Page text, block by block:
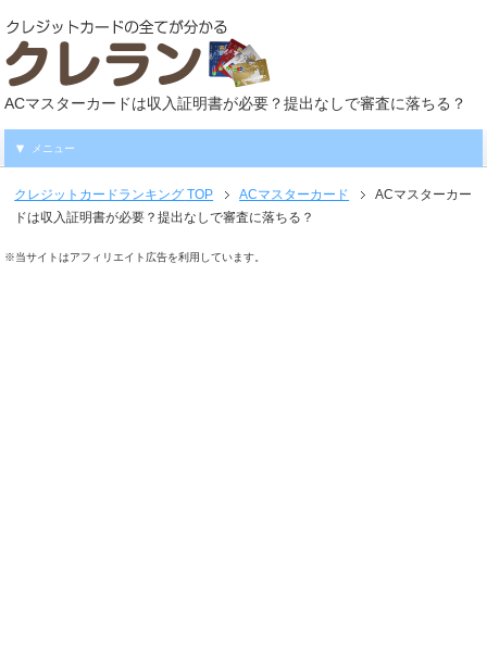
ACマスターカードは収入証明書が必要？提出なしで審査に落ちる？
メニュー
クレジットカードランキング TOP ACマスターカード
ACマスターカー
ドは収入証明書が必要？提出なしで審査に落ちる？
※当サイトはアフィリエイト広告を利用しています。